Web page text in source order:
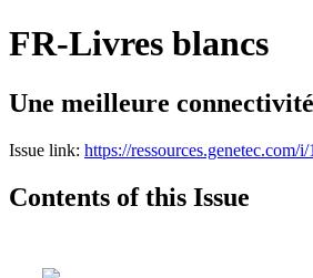
FR-Livres blancs
Une meilleure
Issue link: https://ressources.genetec.com/
Contents of this Issue